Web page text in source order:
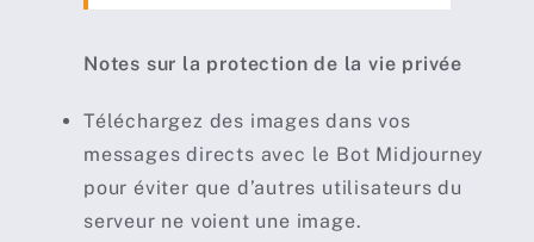
Notes sur la protection de la vie privée
Téléchargez des images dans vos
messages directs avec le Bot Midjourney
pour éviter que d’autres utilisateurs du
serveur ne voient une image.